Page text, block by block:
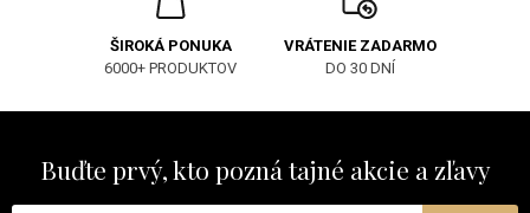
ŠIROKÁ PONUKA
6000+ PRODUKTOV
VRÁTENIE ZADARMO
DO 30 DNÍ
Buďte prvý, kto pozná tajné akcie a zľavy